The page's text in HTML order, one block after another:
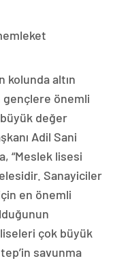
kolunda altın
önemli
değer
Adil Sani
“Meslek lisesi
Sanayiciler
en önemli
çok büyük
savunma